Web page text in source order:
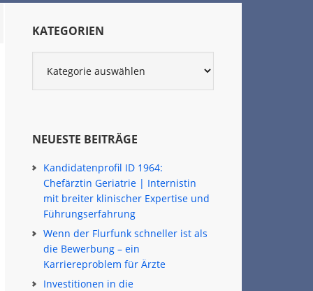
Seitenspalte
KATEGORIEN
NEUESTE BEITRÄGE
Kandidatenprofil ID 1964:
Chefärztin Geriatrie | Internistin
mit breiter klinischer Expertise und
Führungserfahrung
Wenn der Flurfunk schneller ist als
die Bewerbung – ein
Karriereproblem für Ärzte
Investitionen in die